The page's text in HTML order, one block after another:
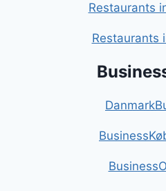
Restaurants
Restaurants